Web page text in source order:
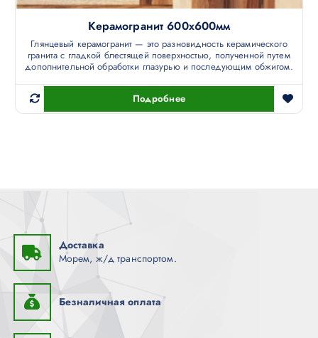
Керамогранит 600х600мм
Глянцевый керамогранит — это разновидность керамического
гранита с гладкой блестящей поверхностью, полученной путем
дополнительной обработки глазурью и последующим обжигом.
Подробнее
Доставка
Морем, ж/д транспортом.
Безналичная оплата